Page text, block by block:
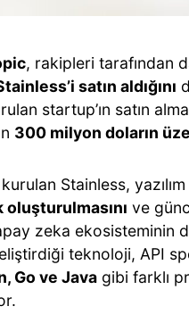
, rakipleri tarafından
satın aldığını
startup’ın satın
300 milyon doların
Stainless,
ve
zeka ekosisteminin
teknoloji, API
Go ve Java gibi farklı